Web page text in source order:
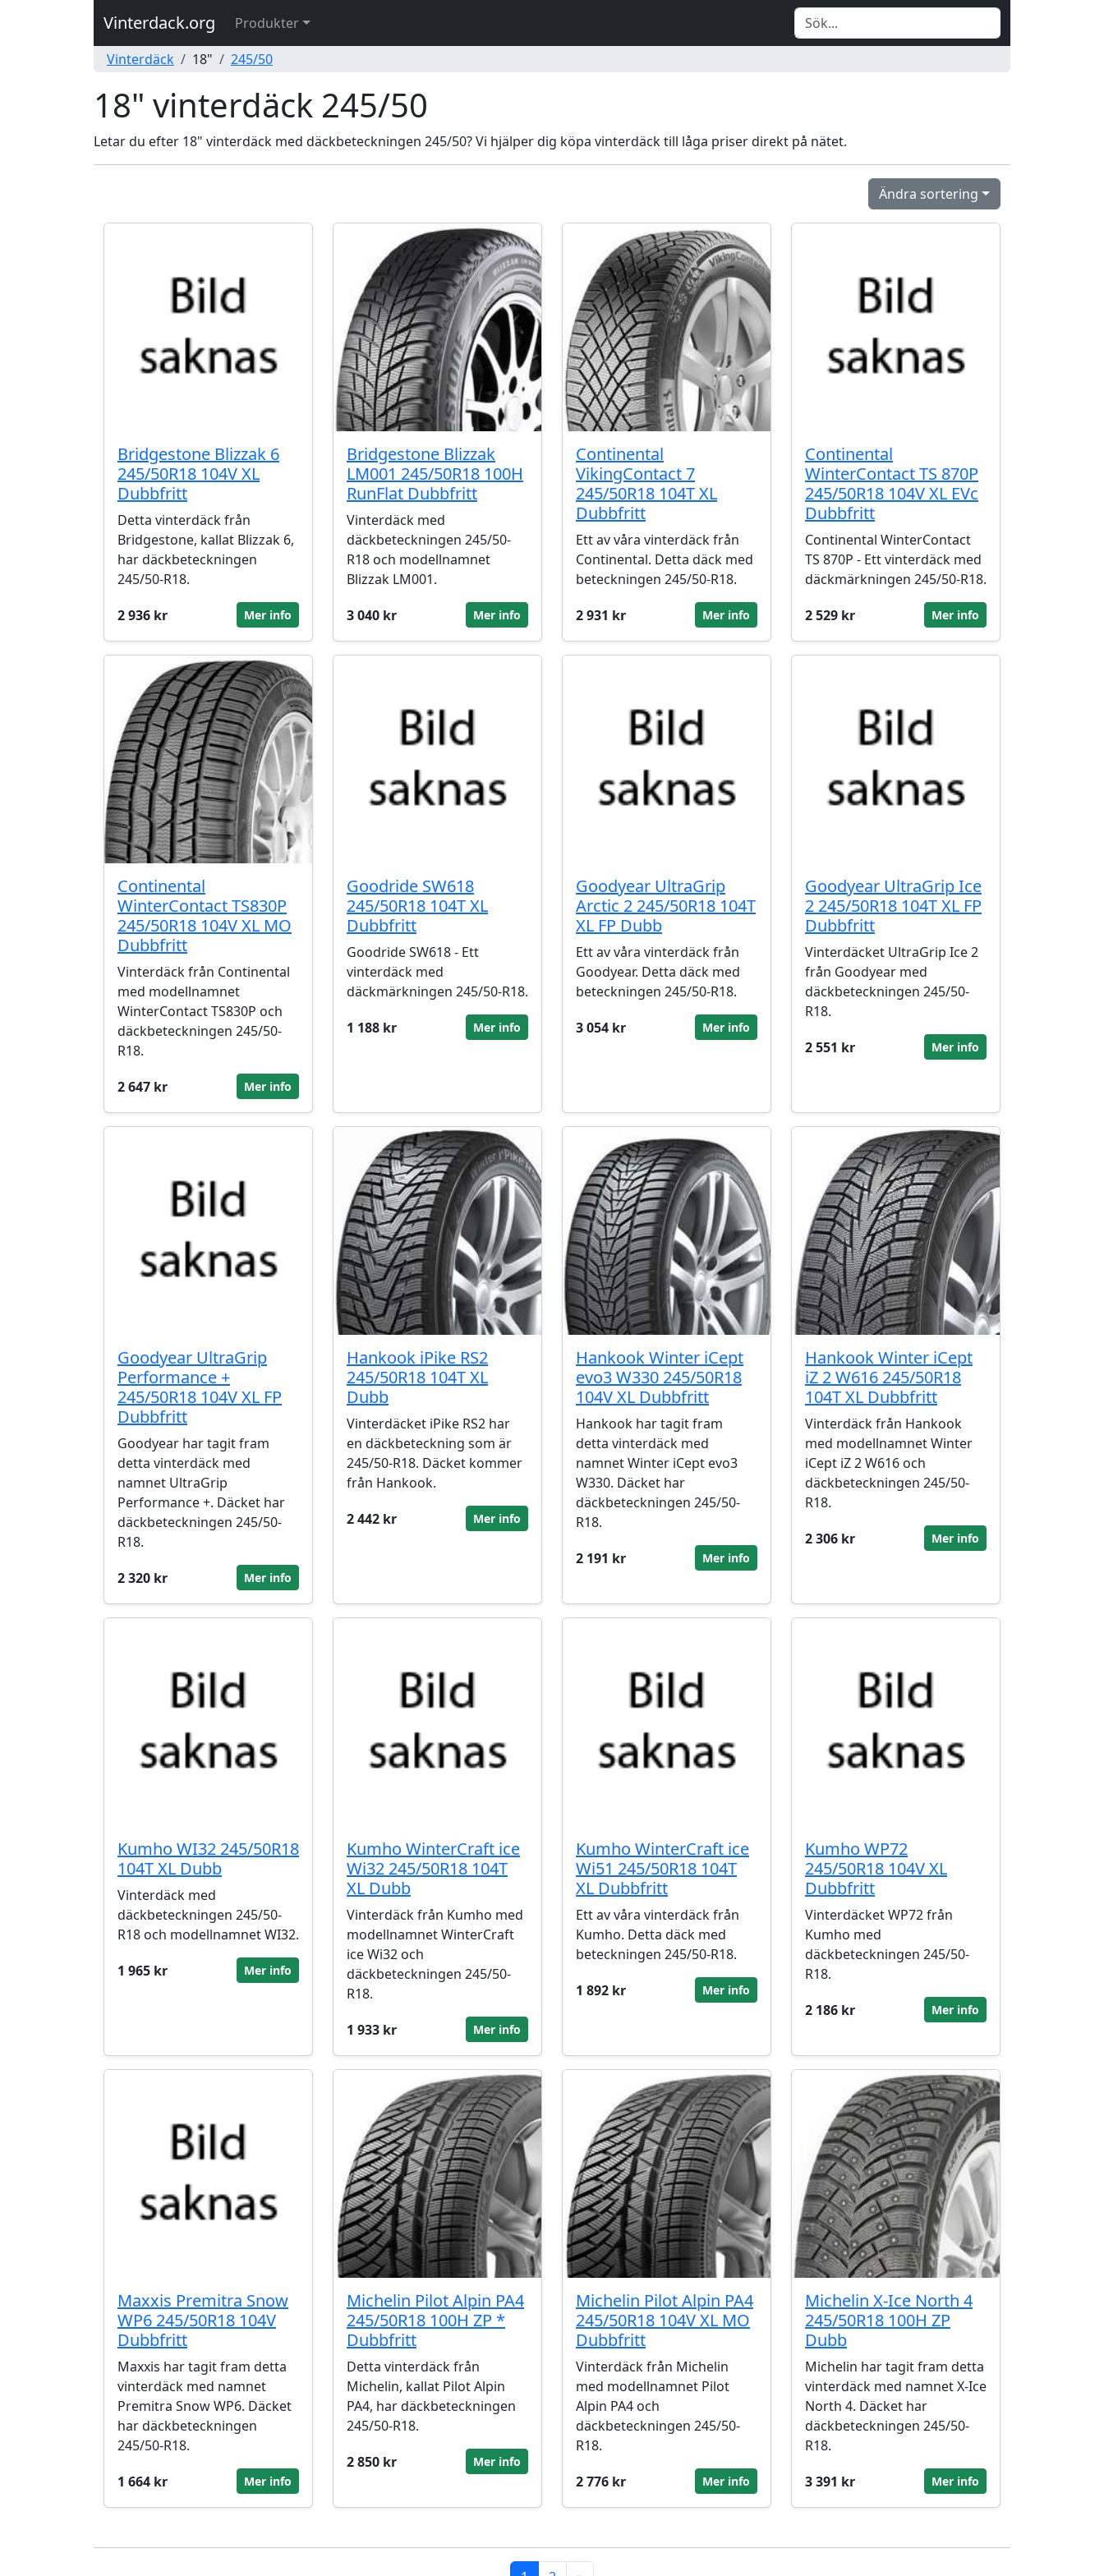
Vinterdack.org
Produkter
Vinterdäck
18" 245/50
18" vinterdäck 245/50
Letar du efter 18" vinterdäck med däckbeteckningen 245/50? Vi hjälper dig köpa vinterdäck till låga priser direkt på nätet.
Ändra sortering
Bridgestone Blizzak 6
245/50R18 104V XL
Dubbfritt
Detta vinterdäck från
Bridgestone, kallat Blizzak 6,
har däckbeteckningen
245/50-R18.
2 936 kr
Mer info
Bridgestone Blizzak
LM001 245/50R18 100H
RunFlat Dubbfritt
Vinterdäck med
däckbeteckningen 245/50-
R18 och modellnamnet
Blizzak LM001.
3 040 kr
Mer info
Continental
VikingContact 7
245/50R18 104T XL
Dubbfritt
Ett av våra vinterdäck från
Continental. Detta däck med
beteckningen 245/50-R18.
2 931 kr
Mer info
Continental
WinterContact TS 870P
245/50R18 104V XL EVc
Dubbfritt
Continental WinterContact
TS 870P - Ett vinterdäck med
däckmärkningen 245/50-R18.
2 529 kr
Mer info
Continental
WinterContact TS830P
245/50R18 104V XL MO
Dubbfritt
Vinterdäck från Continental
med modellnamnet
WinterContact TS830P och
däckbeteckningen 245/50-
R18.
2 647 kr
Mer info
Goodride SW618
245/50R18 104T XL
Dubbfritt
Goodride SW618 - Ett
vinterdäck med
däckmärkningen 245/50-R18.
1 188 kr
Mer info
Goodyear UltraGrip
Arctic 2 245/50R18 104T
XL FP Dubb
Ett av våra vinterdäck från
Goodyear. Detta däck med
beteckningen 245/50-R18.
3 054 kr
Mer info
Goodyear UltraGrip Ice
2 245/50R18 104T XL FP
Dubbfritt
Vinterdäcket UltraGrip Ice 2
från Goodyear med
däckbeteckningen 245/50-
R18.
2 551 kr
Mer info
Goodyear UltraGrip
Performance +
245/50R18 104V XL FP
Dubbfritt
Goodyear har tagit fram
detta vinterdäck med
namnet UltraGrip
Performance +. Däcket har
däckbeteckningen 245/50-
R18.
2 320 kr
Mer info
Hankook iPike RS2
245/50R18 104T XL
Dubb
Vinterdäcket iPike RS2 har
en däckbeteckning som är
245/50-R18. Däcket kommer
från Hankook.
2 442 kr
Mer info
Hankook Winter iCept
evo3 W330 245/50R18
104V XL Dubbfritt
Hankook har tagit fram
detta vinterdäck med
namnet Winter iCept evo3
W330. Däcket har
däckbeteckningen 245/50-
R18.
2 191 kr
Mer info
Hankook Winter iCept
iZ 2 W616 245/50R18
104T XL Dubbfritt
Vinterdäck från Hankook
med modellnamnet Winter
iCept iZ 2 W616 och
däckbeteckningen 245/50-
R18.
2 306 kr
Mer info
Kumho WI32 245/50R18
104T XL Dubb
Vinterdäck med
däckbeteckningen 245/50-
R18 och modellnamnet WI32.
1 965 kr
Mer info
Kumho WinterCraft ice
Wi32 245/50R18 104T
XL Dubb
Vinterdäck från Kumho med
modellnamnet WinterCraft
ice Wi32 och
däckbeteckningen 245/50-
R18.
1 933 kr
Mer info
Kumho WinterCraft ice
Wi51 245/50R18 104T
XL Dubbfritt
Ett av våra vinterdäck från
Kumho. Detta däck med
beteckningen 245/50-R18.
1 892 kr
Mer info
Kumho WP72
245/50R18 104V XL
Dubbfritt
Vinterdäcket WP72 från
Kumho med
däckbeteckningen 245/50-
R18.
2 186 kr
Mer info
Maxxis Premitra Snow
WP6 245/50R18 104V
Dubbfritt
Maxxis har tagit fram detta
vinterdäck med namnet
Premitra Snow WP6. Däcket
har däckbeteckningen
245/50-R18.
1 664 kr
Mer info
Michelin Pilot Alpin PA4
245/50R18 100H ZP *
Dubbfritt
Detta vinterdäck från
Michelin, kallat Pilot Alpin
PA4, har däckbeteckningen
245/50-R18.
2 850 kr
Mer info
Michelin Pilot Alpin PA4
245/50R18 104V XL MO
Dubbfritt
Vinterdäck från Michelin
med modellnamnet Pilot
Alpin PA4 och
däckbeteckningen 245/50-
R18.
2 776 kr
Mer info
Michelin X-Ice North 4
245/50R18 100H ZP
Dubb
Michelin har tagit fram detta
vinterdäck med namnet X-Ice
North 4. Däcket har
däckbeteckningen 245/50-
R18.
3 391 kr
Mer info